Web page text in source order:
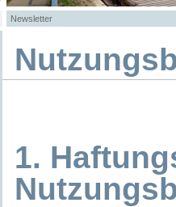
Newsletter
1.